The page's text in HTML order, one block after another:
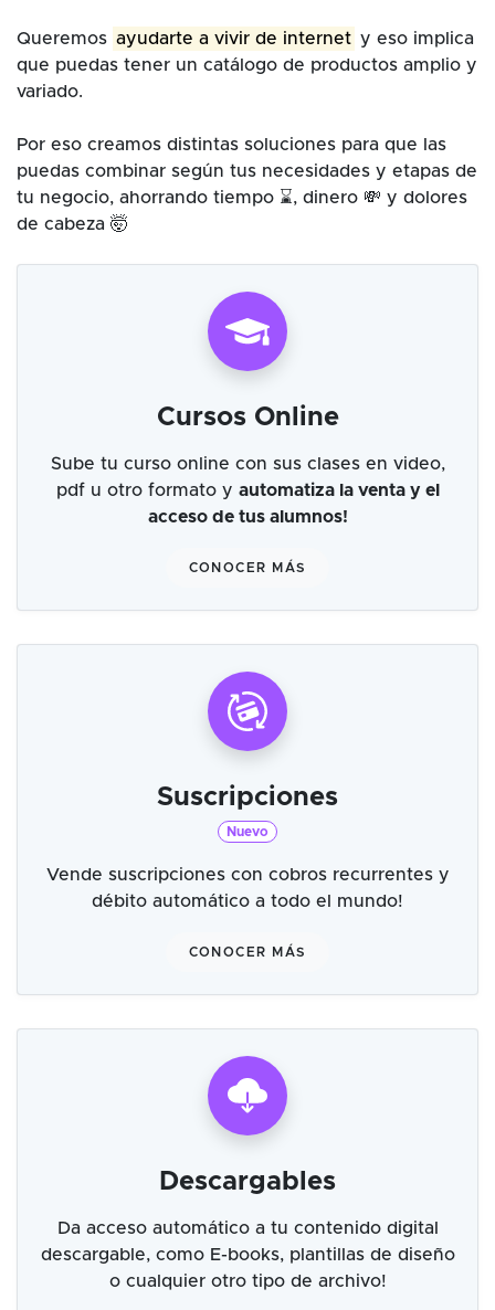
Queremos ayudarte a vivir de internet y eso implica
que puedas tener un catálogo de productos amplio y
variado.
Por eso creamos distintas soluciones para que las
puedas combinar según tus necesidades y etapas de
tu negocio, ahorrando tiempo ⌛, dinero 💸 y dolores
de cabeza 🤯
Cursos Online
Sube tu curso online con sus clases en video,
pdf u otro formato y automatiza la venta y el
acceso de tus alumnos!
CONOCER MÁS
Suscripciones
Nuevo
Vende suscripciones con cobros recurrentes y
débito automático a todo el mundo!
CONOCER MÁS
Descargables
Da acceso automático a tu contenido digital
descargable, como E-books, plantillas de diseño
o cualquier otro tipo de archivo!